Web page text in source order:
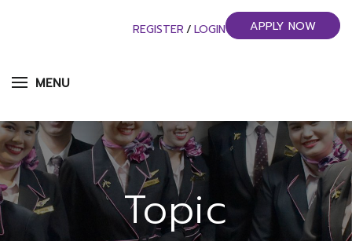
MENU
REGISTER / LOGIN APPLY NOW
Topic